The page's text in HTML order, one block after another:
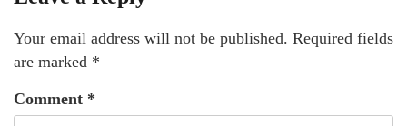
Your email address will not be published. Required fields
are marked *
Comment *